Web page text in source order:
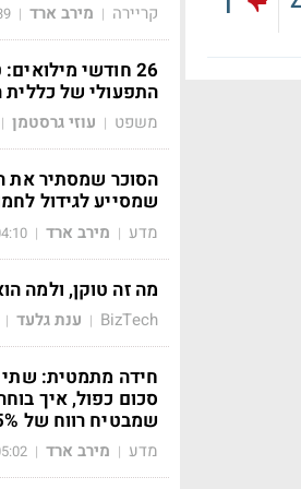
קריירה | מירב ארד |
26 חודשי
התפעולי של
משפט | עוזי גרסטמן |
הסוכר שמסתיר את
שמסייע לגידול
מדע | מירב ארד |
מה זה טוקן, ולמה
BizTech
| ענת גלעד |
חידה מתמטית:
סכום כפול, איך
שמבטיח רווח של 25%
מדע | מירב ארד |